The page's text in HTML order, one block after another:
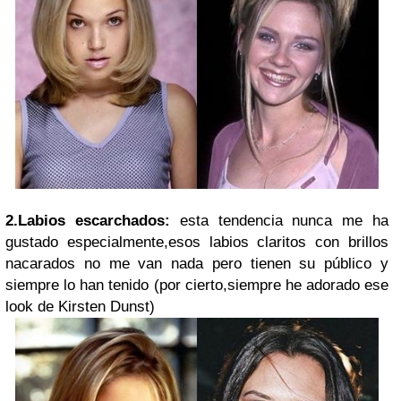
2.Labios escarchados: esta tendencia nunca me ha
gustado especialmente,esos labios claritos con brillos
nacarados no me van nada pero tienen su público y
siempre lo han tenido (por cierto,siempre he adorado ese
look de Kirsten Dunst)